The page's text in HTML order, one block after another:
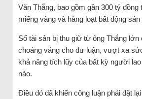
Văn Thắng, bao gồm gần 300 tỷ đồng
miếng vàng và hàng loạt bất động sản
Số tài sản bị thu giữ từ ông Thắng
choáng váng cho dư luận, vượt xa
khả năng tích lũy của bất kỳ người
nào.
Điều đó đã khiến công luận phải đặt